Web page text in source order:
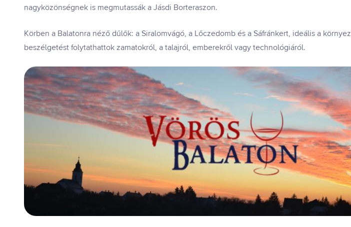
nagyközönségnek is megmutassák a Jásdi Borteraszon.
Körben a Balatonra néző dűlők: a Siralomvágó, a Lőczedomb és a Sáfránkert, ideális a
beszélgetést folytathattok zamatokról, a talajról, emberekről vagy technológiáról.